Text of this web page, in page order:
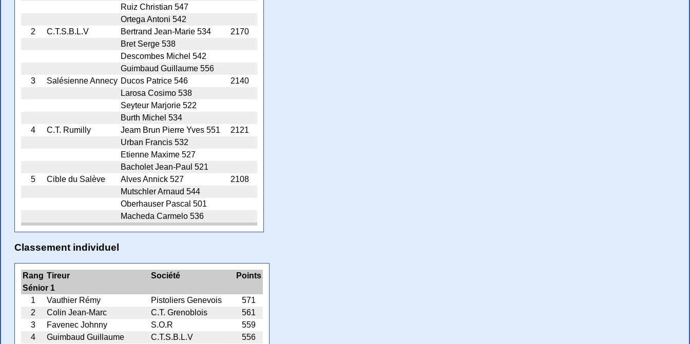
Ruiz Christian 547
Ortega Antoni 542
2
C.T.S.B.L.V Bertrand Jean-Marie 534
2170
Bret Serge 538
Descombes Michel 542
Guimbaud Guillaume 556
3
Salésienne Annecy Ducos Patrice 546
2140
Larosa Cosimo 538
Seyteur Marjorie 522
Burth Michel 534
4
C.T. Rumilly Jeam Brun Pierre Yves 551
2121
Urban Francis 532
Etienne Maxime 527
Bacholet Jean-Paul 521
5
Cible du Salève Alves Annick 527
2108
Mutschler Arnaud 544
Oberhauser Pascal 501
Macheda Carmelo 536
Classement individuel
Rang Tireur Société
Points
Sénior 1
1
Vauthier Rémy Pistoliers Genevois
571
2
Colin Jean-Marc C.T. Grenoblois
561
3
Favenec Johnny S.O.R
559
4
Guimbaud Guillaume C.T.S.B.L.V
556